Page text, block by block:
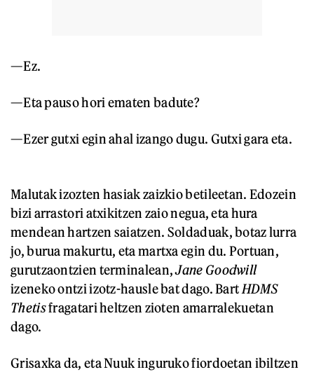
—Ez.
—Eta pauso hori ematen badute?
—Ezer gutxi egin ahal izango dugu. Gutxi gara eta.
Malutak izozten hasiak zaizkio betileetan. Edozein
bizi arrastori atxikitzen zaio negua, eta hura
mendean hartzen saiatzen. Soldaduak, botaz lurra
jo, burua makurtu, eta martxa egin du. Portuan,
gurutzaontzien terminalean,Jane Goodwill
izeneko ontzi izotz-hausle bat dago. Bart HDMS
Thetisfragatari heltzen zioten amarralekuetan
dago.
Grisaxka da, eta Nuuk inguruko fiordoetan ibiltzen